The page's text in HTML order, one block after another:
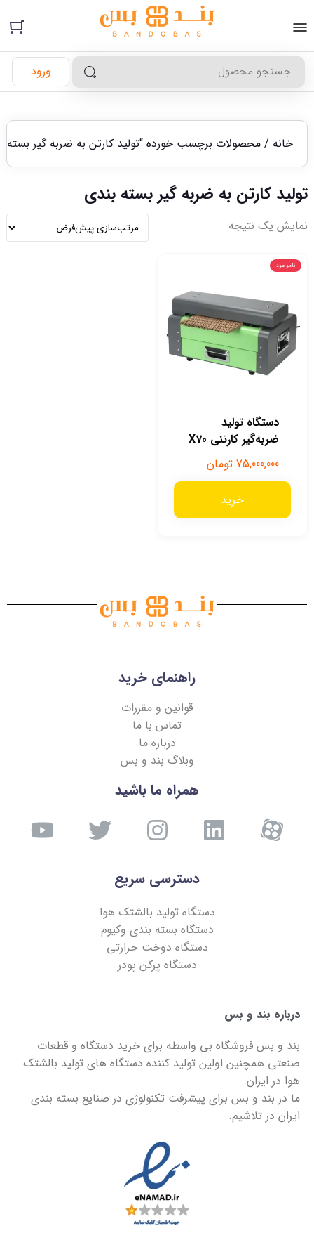
ورود
خانه / محصولات برچسب خورده “تولید کارتن به ضربه گیر بسته
تولید کارتن به ضربه گیر بسته بندی
نمایش یک نتیجه
ناموجود
دستگاه تولید
ضربه‌گیر کارتنی X70
75,000,000 تومان
خرید
راهنمای خرید
قوانین و مقررات
تماس با ما
درباره ما
وبلاگ بند و بس
همراه ما باشید
دسترسی سریع
دستگاه تولید بالشتک هوا
دستگاه بسته بندی وکیوم
دستگاه دوخت حرارتی
دستگاه پرکن پودر
درباره بند و بس
بند و بس فروشگاه بی واسطه برای خرید دستگاه و قطعات
صنعتی همچنین اولین تولید کننده دستگاه های تولید بالشتک
هوا در ایران.
ما در بند و بس برای پیشرفت تکنولوژی در صنایع بسته بندی
ایران در تلاشیم.